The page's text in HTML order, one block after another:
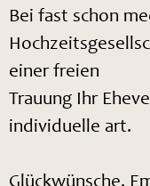
Bei fast schon
einer freien
Trauung Ihr
individuelle art.